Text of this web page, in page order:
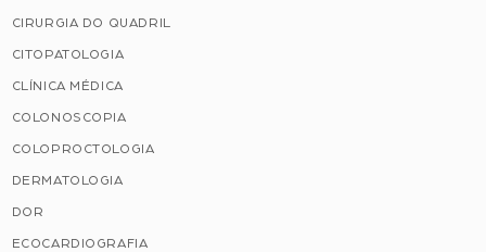
CIRURGIA DO QUADRIL
CITOPATOLOGIA
CLÍNICA MÉDICA
COLONOSCOPIA
COLOPROCTOLOGIA
DERMATOLOGIA
DOR
ECOCARDIOGRAFIA